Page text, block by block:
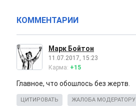
КОММЕНТАРИИ
Марк Бойтон
11.07.2017, 15:23
Карма: +15
Главное, что обошлось без жертв.
ЦИТИРОВАТЬ ЖАЛОБА МОДЕРАТОРУ